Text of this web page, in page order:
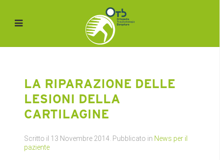
LA RIPARAZIONE DELLE
LESIONI DELLA
CARTILAGINE
Scritto il 13 Novembre 2014 . Pubblicato in News per il
paziente